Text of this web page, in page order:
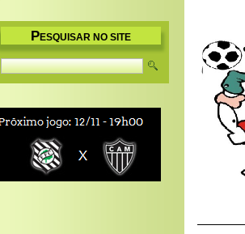
PESQUISAR NO SITE